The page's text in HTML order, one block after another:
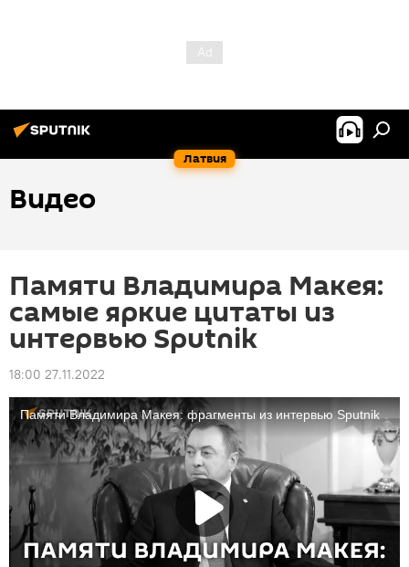
Латвия
Видео
Памяти Владимира Макея:
самые яркие цитаты из
интервью Sputnik
18:00 27.11.2022